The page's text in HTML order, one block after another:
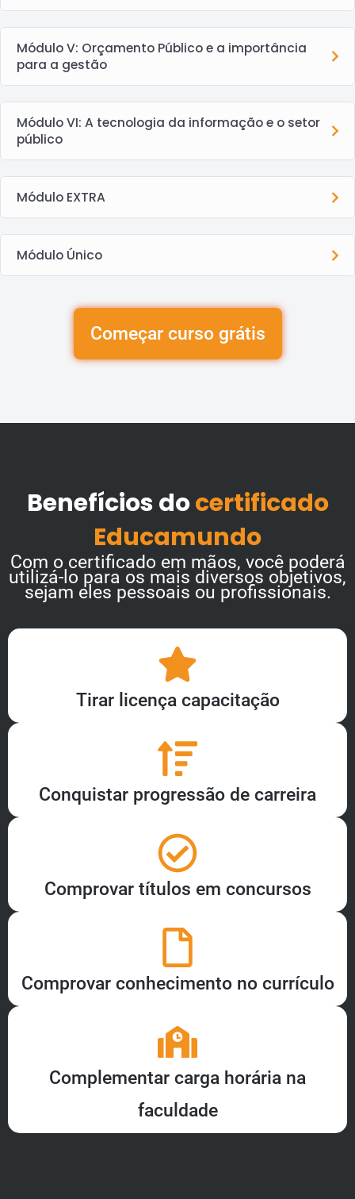
Módulo V: Orçamento Público e a importância
para a gestão
Módulo VI: A tecnologia da informação e o setor
público
Módulo EXTRA
Módulo Único
Começar curso grátis
Benefícios docertificado
Educamundo
Com o certificado em mãos, você poderá
utilizá-lo para os mais diversos objetivos,
sejam eles pessoais ou profissionais.
Tirar licença capacitação
Conquistar progressão de carreira
Comprovar títulos em concursos
Comprovar conhecimento no currículo
Complementar carga horária na
faculdade